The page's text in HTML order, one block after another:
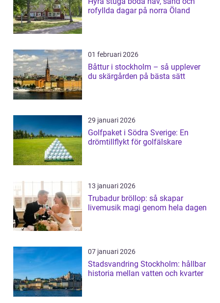
rofyllda dagar på norra Öland
01 februari 2026
Båttur i stockholm – så upplever
du skärgården på bästa sätt
29 januari 2026
Golfpaket i Södra Sverige: En
drömtillflykt för golfälskare
13 januari 2026
Trubadur bröllop: så skapar
livemusik magi genom hela dagen
07 januari 2026
Stadsvandring Stockholm: hållbar
historia mellan vatten och kvarter